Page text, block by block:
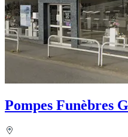
Pompes Funèbres